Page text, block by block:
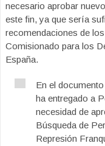
necesario aprobar
este fin, ya que sería
recomendaciones de
Comisionado para los
España.
En el
ha entregado a
necesidad de
Búsqueda de
Represión